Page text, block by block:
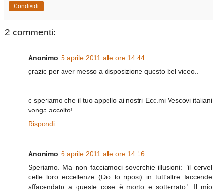
Condividi
2 commenti:
Anonimo 5 aprile 2011 alle ore 14:44
grazie per aver messo a disposizione questo bel video..
e speriamo che il tuo appello ai nostri Ecc.mi Vescovi italiani
venga accolto!
Rispondi
Anonimo 6 aprile 2011 alle ore 14:16
Speriamo. Ma non facciamoci soverchie illusioni: "il cervel
delle loro eccellenze (Dio lo riposi) in tutt'altre faccende
affacendato a queste cose è morto e sotterrato". Il mio